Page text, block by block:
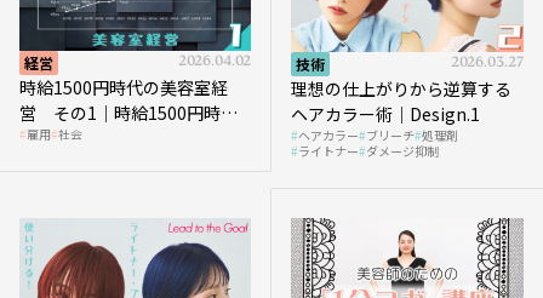
経営 2026.04.02
時給1500円時代の美容室経
営 その1｜時給1500円時代
へ向かう社会的背景
雇用 社会
技術 2026.03.27
理想の仕上がりから逆算する
ヘアカラー術｜Design.1
ヘアカラー ブリーチ 処理剤
ライトナー ダメージ抑制